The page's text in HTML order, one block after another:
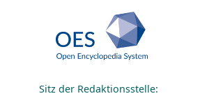
Sitz der Redaktionsstelle: